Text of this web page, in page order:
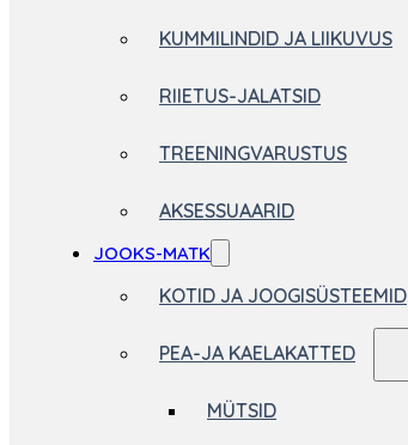
KUMMILINDID JA LIIKUVUS
RIIETUS-JALATSID
TREENINGVARUSTUS
AKSESSUAARID
JOOKS-MATK
KOTID JA JOOGISÜSTEEMID
PEA-JA KAELAKATTED
MÜTSID